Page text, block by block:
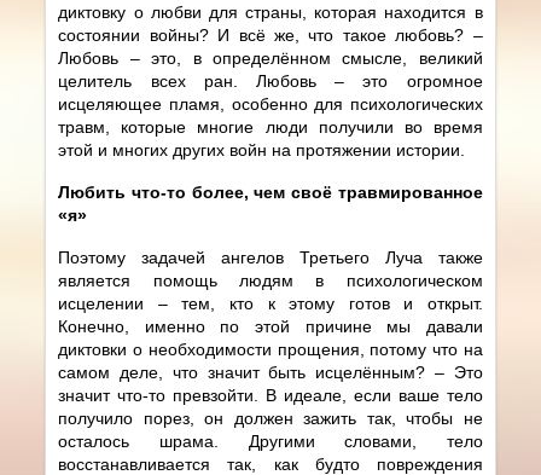
диктовку о любви для страны, которая находится в
состоянии войны? И всё же, что такое любовь? –
Любовь – это, в определённом смысле, великий
целитель всех ран. Любовь – это огромное
исцеляющее пламя, особенно для психологических
травм, которые многие люди получили во время
этой и многих других войн на протяжении истории.
Любить что-то более, чем своё травмированное
«я»
Поэтому задачей ангелов Третьего Луча также
является помощь людям в психологическом
исцелении – тем, кто к этому готов и открыт.
Конечно, именно по этой причине мы давали
диктовки о необходимости прощения, потому что на
самом деле, что значит быть исцелённым? – Это
значит что-то превзойти. В идеале, если ваше тело
получило порез, он должен зажить так, чтобы не
осталось шрама. Другими словами, тело
восстанавливается так, как будто повреждения